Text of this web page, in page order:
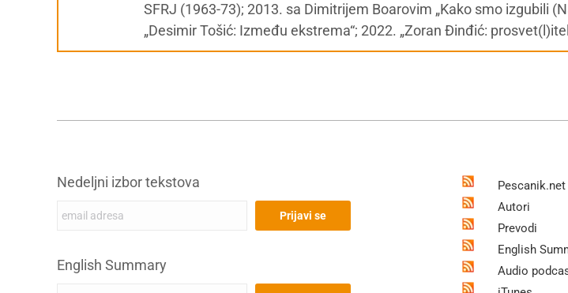
SFRJ (1963-73); 2013. sa Dimitrijem Boarovim „Kako smo izgubili
„Desimir Tošić: Između ekstrema“; 2022. „Zoran Đinđić:
Nedeljni izbor tekstova
English Summary
Pescanik.net
Autori
Prevodi
English
Audio